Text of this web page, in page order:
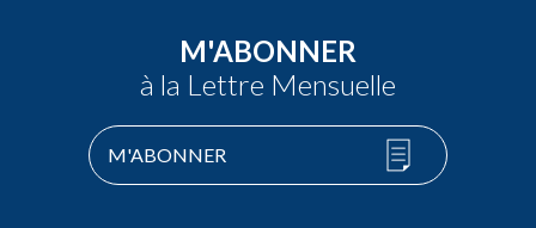
M'ABONNER
à la Lettre Mensuelle
M'ABONNER